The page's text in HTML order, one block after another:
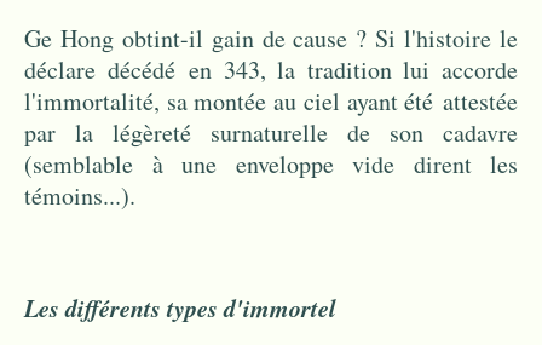
Ge Hong obtint-il gain de cause ? Si l'histoire le
déclare décédé en 343, la tradition lui accorde
l'immortalité, sa montée au ciel ayant été attestée
par la légèreté surnaturelle de son cadavre
(semblable à une enveloppe vide dirent les
témoins...).
Les différents types d'immortel